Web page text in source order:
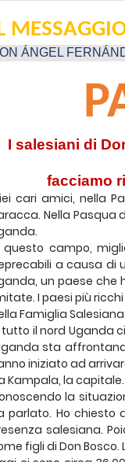
ÁNGEL
I salesiani di
facciamo
cari amici, nella
Nella Pasqua
questo campo,
a causa di
un paese che
I paesi più
Famiglia
tutto il nord Uganda
sta
iniziato ad
Kampala, la capitale.
la
parlato. Ho chiesto
salesiana.
figli di Don Bosco.